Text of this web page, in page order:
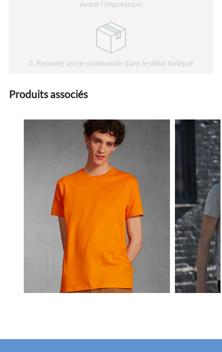
avant l'impression
5. Recevez votre commande dans le délai indiqué
Produits associés